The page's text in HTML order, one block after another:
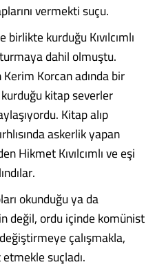
vermekti suçu.
birlikte kurduğu Kıvılcımlı
dahil olmuştu.
Korcan adında bir
kitap severler
Kitap alıp
askerlik yapan
Hikmet Kıvılcımlı ve eşi
okunduğu ya da
değil, ordu içinde komünist
çalışmakla,
suçladı.